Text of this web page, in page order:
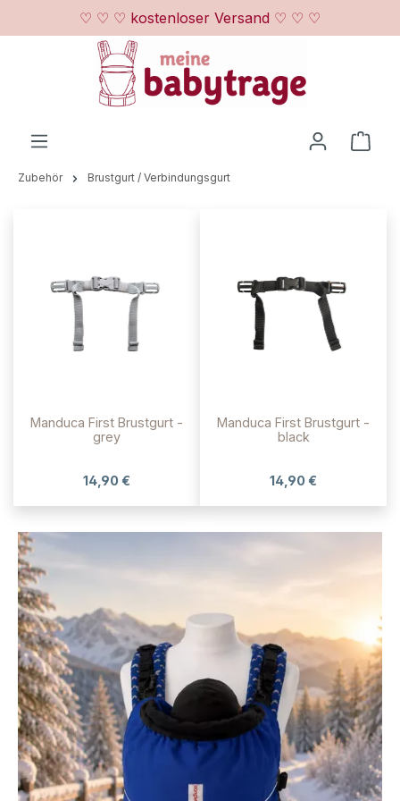
Zum Hauptinhalt springen
♡ ♡ ♡ kostenloser Versand ♡ ♡ ♡
Zubehör Brustgurt / Verbindungsgurt
Manduca First Brustgurt -
grey
14,90 €
Manduca First Brustgurt -
black
14,90 €